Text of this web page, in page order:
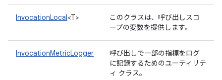
InvocationLocal<T>
このクラスは、呼び出しスコ
ープの変数を提供します。
InvocationMetricLogger
呼び出しで一部の指標をログ
に記録するためのユーティリテ
ィ クラス。